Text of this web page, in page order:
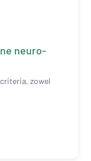
neuro-
zowel